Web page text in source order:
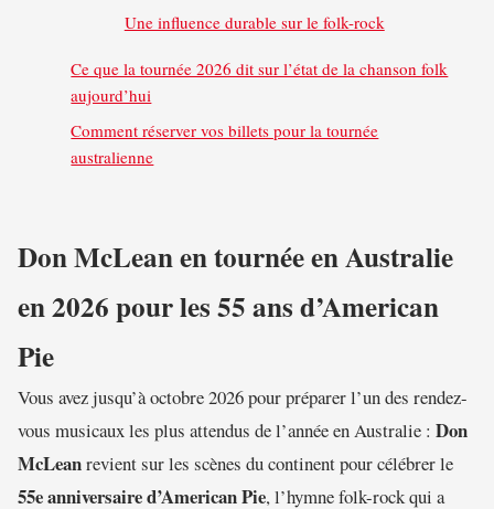
Une influence durable sur le folk-rock
Ce que la tournée 2026 dit sur l’état de la chanson folk
aujourd’hui
Comment réserver vos billets pour la tournée
australienne
Don McLean en tournée en Australie
en 2026 pour les 55 ans d’American
Pie
Vous avez jusqu’à octobre 2026 pour préparer l’un des rendez-
vous musicaux les plus attendus de l’année en Australie : Don
McLeanrevient sur les scènes du continent pour célébrer le
55e anniversaire d’American Pie, l’hymne folk-rock qui a